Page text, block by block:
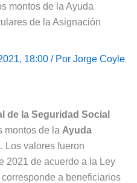
montos de la Ayuda
de la Asignación
18:00 / Por Jorge Coyle
de la Seguridad Social
montos de la Ayuda
Los valores fueron
2021 de acuerdo a la Ley
a beneficiarios